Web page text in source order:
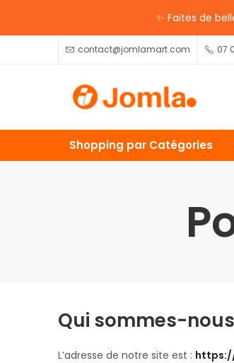
✨ Faites de
contact@jomlamart.com 07
Shopping par Catégories
Qui sommes-
L’adresse de notre site est :